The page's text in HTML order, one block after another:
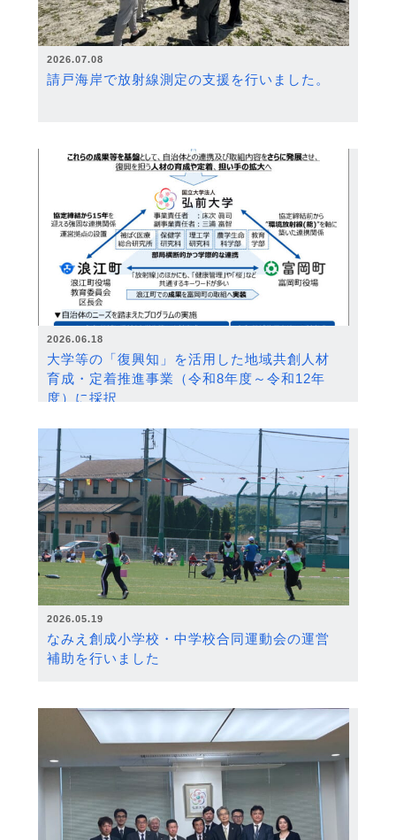
2026.07.08
請戸海岸で放射線測定の支援を行いました。
2026.06.18
大学等の「復興知」を活用した地域共創人材
育成・定着推進事業（令和8年度～令和12年
度）に採択
2026.05.19
なみえ創成小学校・中学校合同運動会の運営
補助を行いました